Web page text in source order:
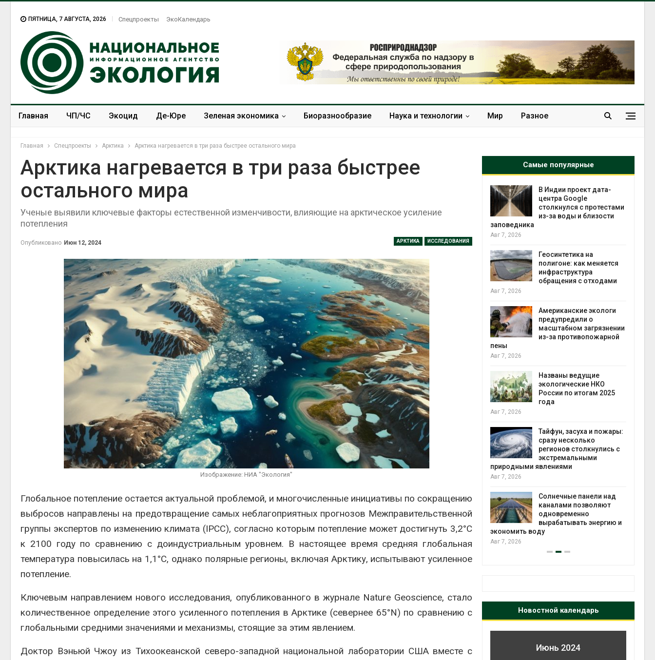
ПЯТНИЦА, 7 АВГУСТА, 2026 Спецпроекты ЭкоКалендарь
Главная ЧП/ЧС Экоцид Де-Юре Зеленая экономика Биоразнообразие Наука и технологии Мир Разное
Главная Спецпроекты Арктика Арктика нагревается в три раза быстрее остального мира
Арктика нагревается в три раза быстрее
остального мира
Ученые выявили ключевые факторы естественной изменчивости, влияющие на арктическое усиление
потепления
АРКТИКА ИССЛЕДОВАНИЯ
Опубликовано Июн 12, 2024
Изображение: НИА "Экология"
Глобальное потепление остается актуальной проблемой, и многочисленные инициативы по сокращению
выбросов направлены на предотвращение самых неблагоприятных прогнозов Межправительственной
группы экспертов по изменению климата (IPCC), согласно которым потепление может достигнуть 3,2°C
к 2100 году по сравнению с доиндустриальным уровнем. В настоящее время средняя глобальная
температура повысилась на 1,1°C, однако полярные регионы, включая Арктику, испытывают усиленное
потепление.
Ключевым направлением нового исследования, опубликованного в журнале Nature Geoscience, стало
количественное определение этого усиленного потепления в Арктике (севернее 65°N) по сравнению с
глобальными средними значениями и механизмы, стоящие за этим явлением.
Доктор Вэньюй Чжоу из Тихоокеанской северо-западной национальной лаборатории США вместе с
Самые популярные
Дождевая вода с крыш
может помочь городам
переживать жару
Авг 7, 2026
объектов и уборку
контейнерных площадок
Авг 7, 2026
Панамский канал вновь
ограничивает загрузку
судов из-за дефицита
пресной воды
Авг 6, 2026
В китайской провинции
Шэньси из-за паводков
эвакуировали более 140
тыс. человек
Авг 6, 2026
МЕГА и ВкусВилл
установили
экообменники для сбора
вторсырья
Авг 6, 2026
Учёные предложили
получать питьевую воду
ветра
спроса со стороны ИИ
Камы в августе может
превысить норму почти в
полтора раза
Авг 7, 2026
Евросоюз потребовал
увеличить вложения в
защиту природы на фоне
роста ущерба от пожаров
Авг 7, 2026
Дом из старых шин
может обходиться без
кондиционера и почти
без отопления
Авг 7, 2026
Камчатские северные
олени набирают вес
перед осенней миграцией
Ozon запустит сбор
помощи для приютов
Авг 7, 2026
столкнулся с протестами
из-за воды и близости
полигоне: как меняется
инфраструктура
обращения с отходами
Авг 7, 2026
Американские экологи
предупредили о
масштабном загрязнении
из-за противопожарной
пены
Авг 7, 2026
Названы ведущие
экологические НКО
России по итогам 2025
года
Авг 7, 2026
Тайфун, засуха и пожары:
сразу несколько
регионов столкнулись с
природными явлениями
Солнечные панели над
каналами позволяют
одновременно
вырабатывать энергию и
экономить воду
Авг 7, 2026
Дождевая вода с крыш
может помочь городам
переживать жару
Авг 7, 2026
строительство мусорных
объектов и уборку
контейнерных площадок
Авг 7, 2026
ограничивает загрузку
судов из-за дефицита
пресной воды
Авг 6, 2026
эвакуировали более 140
тыс. человек
Авг 6, 2026
экообменники для сбора
вторсырья
Авг 6, 2026
Учёные предложили
ветра
Авг 6, 2026
Новостной календарь
Июнь 2024